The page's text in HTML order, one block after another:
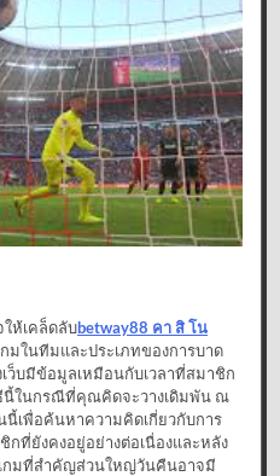
ห้เคล็ดลับbetway88 คา สิ โน
กมในทีมและประเภทของการบาด
ว็บมีข้อมูลเหมือนกับเวลาที่สมาชิก
นี้ในกรณีที่คุณคิดจะวางเดิมพัน ณ
เพื่อค้นหาความคิดเกี่ยวกับการ
ที่ยังคงอยู่อย่างต่อเนื่องและหลัง
กมที่สำคัญส่วนใหญ่วันคืนอาจมี